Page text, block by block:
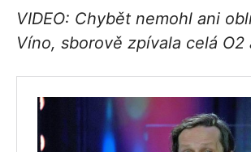
VIDEO: Chybět nemohl ani
Víno, sborově zpívala celá O2